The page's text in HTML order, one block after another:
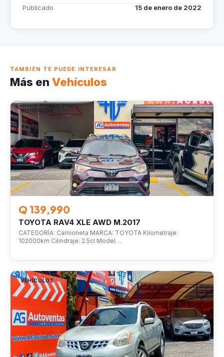
Publicado
15 de enero de 2022
TAMBIÉN TE PUEDE INTERESAR
Más en Vehículos
VEHÍCULOS
Q 139,990
TOYOTA RAV4 XLE AWD M.2017
CATEGORÍA: Camioneta MARCA: TOYOTA Kilometraje:
102000km Cilindraje: 2.5cl Model…
VEHÍCULOS